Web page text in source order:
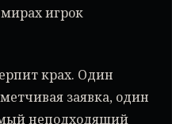
игрок
крах. Один
заявка, один
неподходящий